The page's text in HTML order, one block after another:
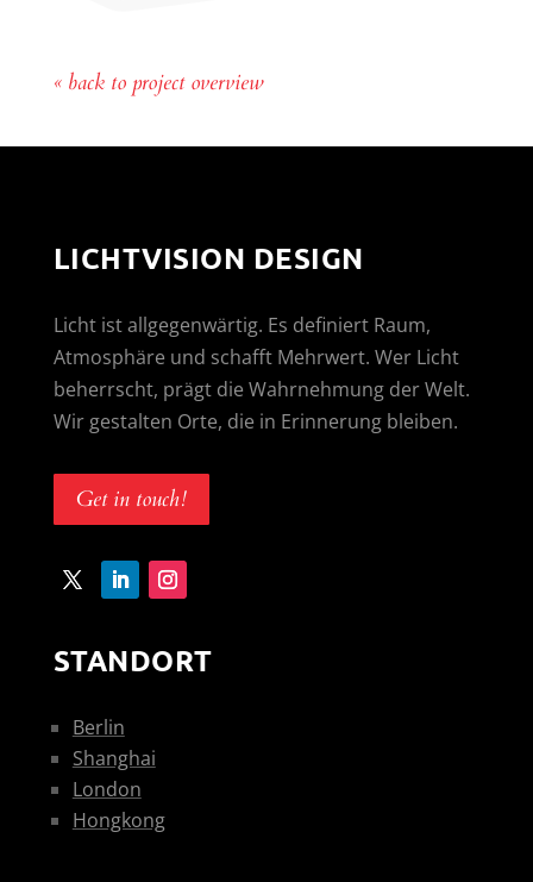
« back to project overview
LICHTVISION DESIGN
Licht ist allgegenwärtig. Es definiert Raum,
Atmosphäre und schafft Mehrwert. Wer Licht
beherrscht, prägt die Wahrnehmung der Welt.
Wir gestalten Orte, die in Erinnerung bleiben.
Get in touch!
STANDORT
Berlin
Shanghai
London
Hongkong